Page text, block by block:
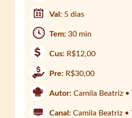
Val: 5 dias
Tem:30 min
Cus: R$12,00
Pre: R$30,00
Autor: Camila Beatriz •
Canal: Camila Beatriz •